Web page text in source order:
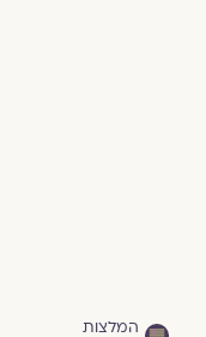
המלצות